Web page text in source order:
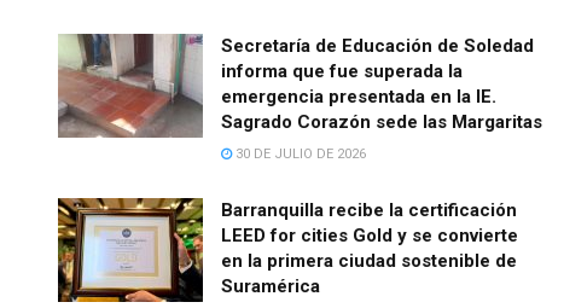
Secretaría de Educación de Soledad
informa que fue superada la
emergencia presentada en la IE.
Sagrado Corazón sede las Margaritas
30 DE JULIO DE 2026
Barranquilla recibe la certificación
LEED for cities Gold y se convierte
en la primera ciudad sostenible de
Suramérica